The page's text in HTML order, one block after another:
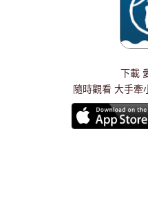
下載
隨時觀看 大手牽